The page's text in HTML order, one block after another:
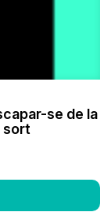
se de la
sort